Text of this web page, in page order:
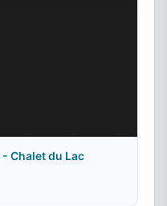
Chalet du Lac